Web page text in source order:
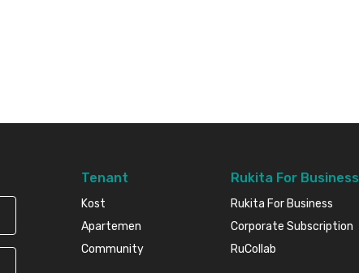
Tenant
Kost
Apartemen
Community
Rukita For Business
Rukita For Business
Corporate Subscription
RuCollab